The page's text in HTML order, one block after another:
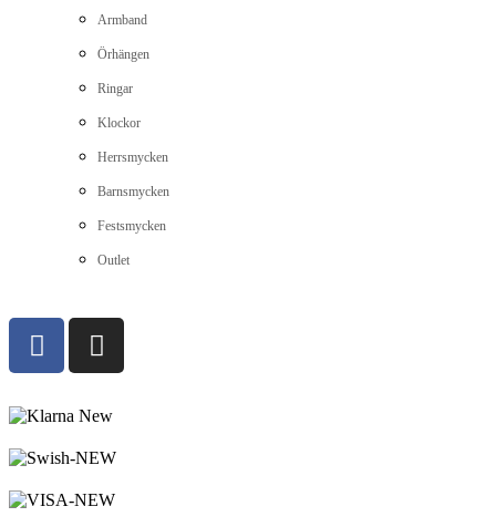
Armband
Örhängen
Ringar
Klockor
Herrsmycken
Barnsmycken
Festsmycken
Outlet